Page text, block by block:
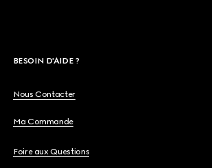
BESOIN D'AIDE ?
Nous Contacter
Ma Commande
Foire aux Questions